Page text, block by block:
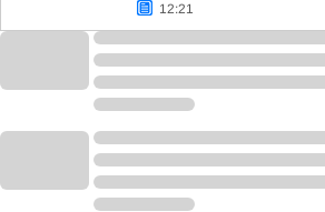
12:21